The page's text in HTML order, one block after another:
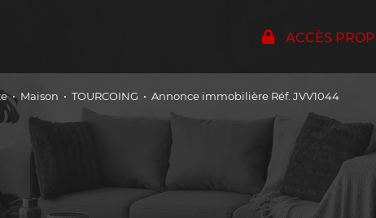
ACCÈS
Maison TOURCOING Annonce immobilière Réf. JVV1044